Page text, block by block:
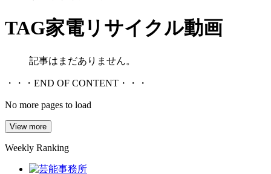
TAG家電リサイクル動画
記事はまだありません。
・・・END OF CONTENT・・・
No more pages to load
View more
Weekly Ranking